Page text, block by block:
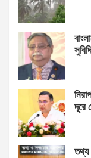
দূরে
তথ্য